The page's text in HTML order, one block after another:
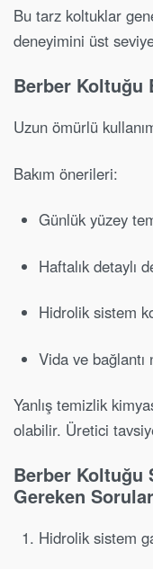
Bu tarz koltuklar
deneyimini üst
Berber Koltuğu
Uzun ömürlü
Bakım önerileri:
Günlük yüzey
Haftalık detaylı
Hidrolik sistem
Vida ve bağlantı
Yanlış temizlik
olabilir. Üretici
Berber Koltuğu
Gereken Sorular
Hidrolik sistem